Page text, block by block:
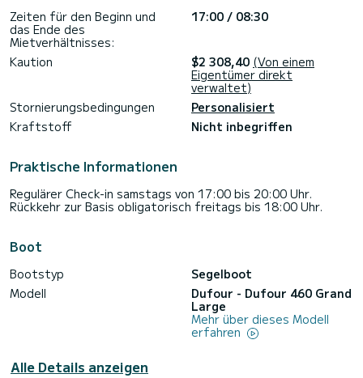
Zeiten für den Beginn und
das Ende des
Mietverhältnisses:
17:00 / 08:30
Kaution $2 308,40 (Von einem
Eigentümer direkt
verwaltet)
Stornierungsbedingungen
Personalisiert
Kraftstoff
Nicht inbegriffen
Praktische Informationen
Regulärer Check-in samstags von 17:00 bis 20:00 Uhr.
Rückkehr zur Basis obligatorisch freitags bis 18:00 Uhr.
Boot
Bootstyp
Segelboot
Modell
Dufour - Dufour 460 Grand
Large
Mehr über dieses Modell
erfahren
Alle Details anzeigen